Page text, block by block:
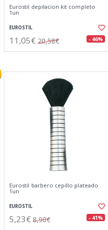
Eurostil depilacion kit completo
1un
EUROSTIL
11,05€ 20,58€ - 46%
Eurostil barbero cepillo plateado
1un
EUROSTIL
5,23€ 8,90€ - 41%